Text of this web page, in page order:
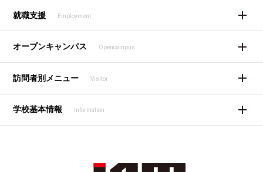
就職支援 Employment
オープンキャンパス Opencampus
訪問者別メニュー Visitor
学校基本情報 Information